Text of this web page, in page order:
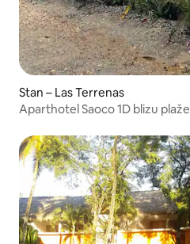
Stan – Las Terrenas
Aparthotel Saoco 1D blizu plaže